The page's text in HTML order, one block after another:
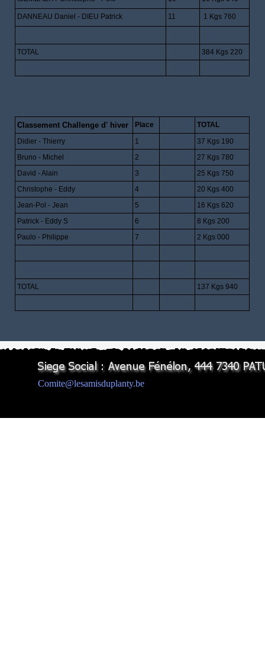
DANNEAU Daniel - DIEU Patrick 11 1 Kgs 760
TOTAL 384 Kgs 220
Classement Challenge d' hiver Place
TOTAL
Didier - Thierry
1
37 Kgs 190
Bruno - Michel
2
27 Kgs 780
David - Alain
3
25 Kgs 750
Christophe - Eddy
4
20 Kgs 400
Jean-Pol - Jean
5
16 Kgs 620
Patrick - Eddy S
6
8 Kgs 200
Paulo - Philippe
7 2 Kgs 000
TOTAL 137 Kgs 940
Comite@lesamisduplanty.be